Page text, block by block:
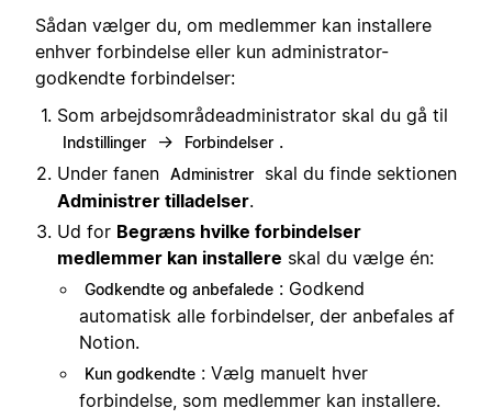
Sådan vælger du, om medlemmer kan installere
enhver forbindelse eller kun administrator-
godkendte forbindelser:
Som arbejdsområdeadministrator skal du gå til
Indstillinger → Forbindelser .
Under fanen Administrer
skal du finde sektionen
Administrer tilladelser.
Ud for Begræns hvilke forbindelser
medlemmer kan installere skal du vælge én:
Godkendte og anbefalede : Godkend
automatisk alle forbindelser, der anbefales af
Notion.
Kun godkendte : Vælg manuelt hver
forbindelse, som medlemmer kan installere.